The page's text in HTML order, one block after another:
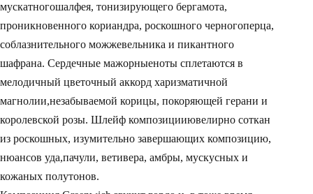
мускатногошалфея, тонизирующего бергамота,
проникновенного кориандра, роскошного черногоперца,
соблазнительного можжевельника и пикантного
шафрана. Сердечные мажорныеноты сплетаются в
мелодичный цветочный аккорд харизматичной
магнолии,незабываемой корицы, покоряющей герани и
королевской розы. Шлейф композицииювелирно соткан
из роскошных, изумительно завершающих композицию,
нюансов уда,пачули, ветивера, амбры, мускусных и
кожаных полутонов.